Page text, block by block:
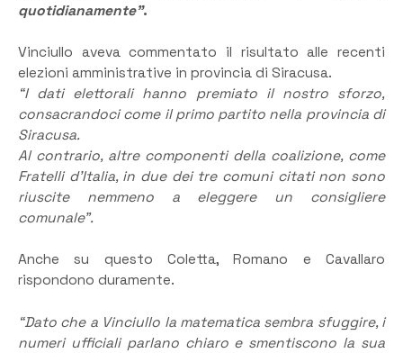
quotidianamente”.
Vinciullo aveva commentato il risultato alle recenti
elezioni amministrative in provincia di Siracusa.
“I dati elettorali hanno premiato il nostro sforzo,
consacrandoci come il primo partito nella provincia di
Siracusa.
Al contrario, altre componenti della coalizione, come
Fratelli d’Italia, in due dei tre comuni citati non sono
riuscite nemmeno a eleggere un consigliere
comunale”.
Anche su questo Coletta, Romano e Cavallaro
rispondono duramente.
“Dato che a Vinciullo la matematica sembra sfuggire, i
numeri ufficiali parlano chiaro e smentiscono la sua